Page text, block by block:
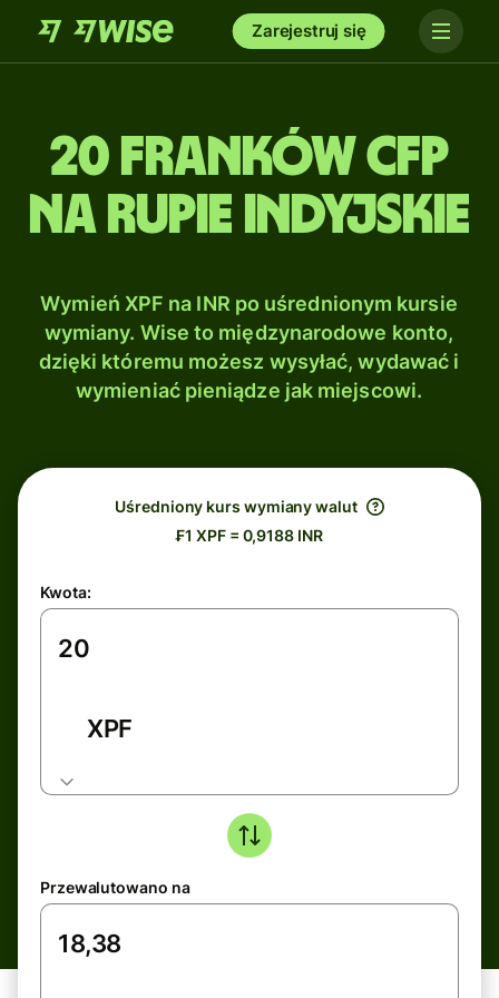
Zarejestruj się
20 Franków CFP
na Rupie indyjskie
Wymień XPF na INR po uśrednionym kursie
wymiany. Wise to międzynarodowe konto,
dzięki któremu możesz wysyłać, wydawać i
wymieniać pieniądze jak miejscowi.
Uśredniony kurs wymiany walut
₣1 XPF = 0,9188 INR
Kwota:
XPF
Przewalutowano na